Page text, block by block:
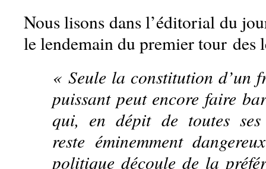
Nous lisons dans l’éditorial du
le lendemain du premier tour des
« Seule la constitution d’un
puissant peut encore faire
qui, en dépit de toutes ses
reste éminemment
politique découle de la